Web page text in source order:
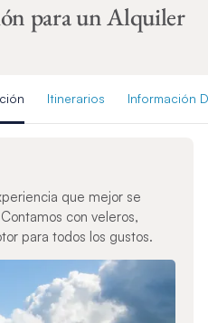
para un Alquiler
Itinerarios Información
que mejor se
con veleros,
para todos los gustos.